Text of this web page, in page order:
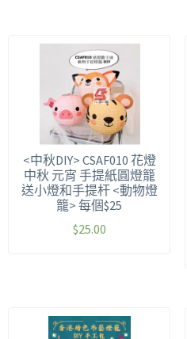
<中秋DIY> CSAF010 花燈
中秋 元宵 手提紙圓燈籠
送小燈和手提杆 <動物燈
籠> 每個$25
$25.00